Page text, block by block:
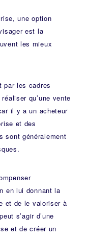
une option
est la
les mieux
par les cadres
qu’une vente
il y a un acheteur
et des
sont généralement
en lui donnant la
et de le valoriser à
s’agir d’une
et de créer un